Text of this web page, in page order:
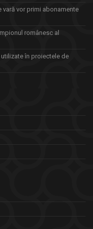
vară vor primi abonamente
românesc al
în proiectele de